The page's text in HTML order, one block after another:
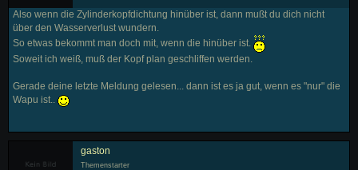
Also wenn die Zylinderkopfdichtung hinüber ist, dann mußt du dich nicht
über den Wasserverlust wundern.
So etwas bekommt man doch mit, wenn die hinüber ist.
Soweit ich weiß, muß der Kopf plan geschliffen werden.
Gerade deine letzte Meldung gelesen... dann ist es ja gut, wenn es "nur" die
Wapu ist..
gaston
Themenstarter